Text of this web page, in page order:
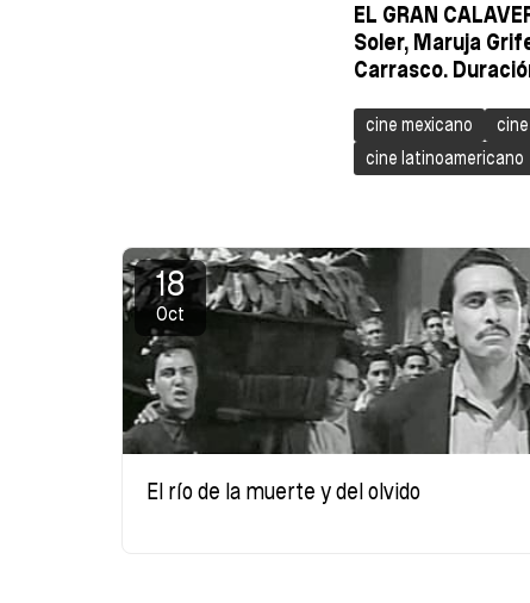
EL GRAN
Soler, Maruja
Carrasco.
cine mexicano
cine latinoamericano
18
Oct
El río de la muerte y del olvido